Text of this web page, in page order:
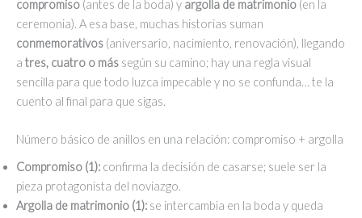
compromiso (antes de la boda) y argolla de matrimonio (en la
ceremonia). A esa base, muchas historias suman
conmemorativos (aniversario, nacimiento, renovación), llegando
a tres, cuatro o más según su camino; hay una regla visual
sencilla para que todo luzca impecable y no se confunda… te la
cuento al final para que sigas.
Número básico de anillos en una relación: compromiso + argolla
Compromiso (1): confirma la decisión de casarse; suele ser la
pieza protagonista del noviazgo.
Argolla de matrimonio (1): se intercambia en la boda y queda